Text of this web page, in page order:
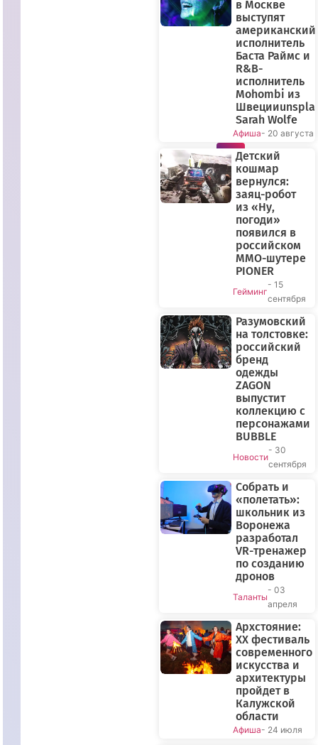
ПРЯМОЙ
ЭФИР
в Москве
выступят
американский
исполнитель
Баста Раймс и
R&B-
исполнитель
Mohombi из
Sarah Wolfe
Афиша- 20 августа
Детский
кошмар
вернулся:
заяц-робот
из «Ну,
погоди»
появился в
российском
MMO-шутере
PIONER
Гейминг
- 15
сентября
Разумовский
на толстовке:
российский
бренд
одежды
ZAGON
выпустит
коллекцию с
персонажами
BUBBLE
Новости
- 30
сентября
Собрать и
«полетать»:
школьник из
Воронежа
разработал
VR-тренажер
по созданию
дронов
Таланты
- 03
апреля
Архстояние:
XX фестиваль
современного
искусства и
архитектуры
пройдет в
Калужской
области
Афиша- 24 июля